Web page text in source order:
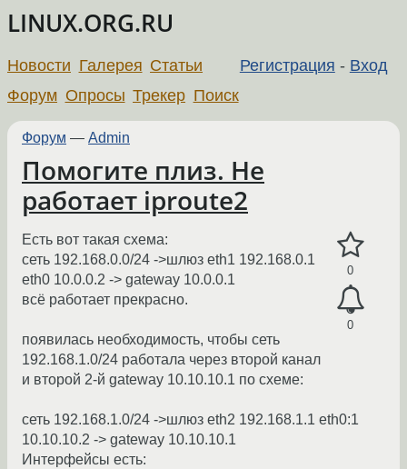
LINUX.ORG.RU
Регистрация - Вход
Новости Галерея Статьи
Форум Опросы Трекер Поиск
Форум — Admin
Помогите плиз. Не
работает iproute2
0
0
Есть вот такая схема:
сеть 192.168.0.0/24 ->шлюз eth1 192.168.0.1
eth0 10.0.0.2 -> gateway 10.0.0.1
всё работает прекрасно.
появилась необходимость, чтобы сеть
192.168.1.0/24 работала через второй канал
и второй 2-й gateway 10.10.10.1 по схеме:
сеть 192.168.1.0/24 ->шлюз eth2 192.168.1.1 eth0:1
10.10.10.2 -> gateway 10.10.10.1
Интерфейсы есть: